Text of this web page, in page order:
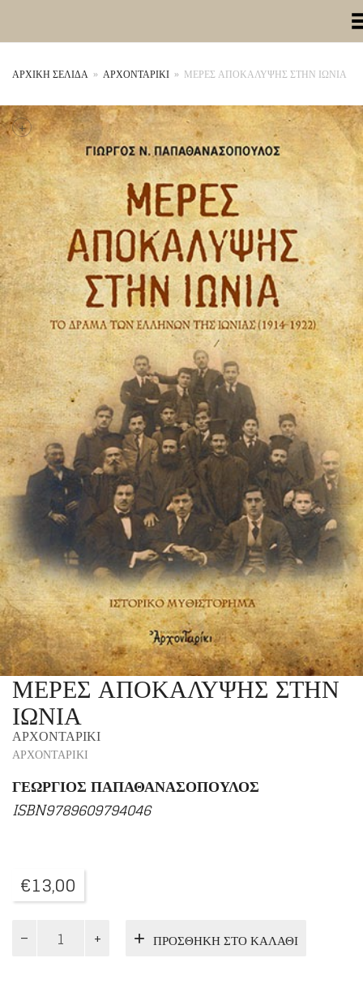
Toggle
ΑΡΧΙΚΉ ΣΕΛΊΔΑ » ΑΡΧΟΝΤΑΡΙΚΙ » ΜΕΡΕΣ ΑΠΟΚΑΛΥΨΗΣ ΣΤΗΝ ΙΩΝΙΑ
+
ΜΕΡΕΣ ΑΠΟΚΑΛΥΨΗΣ ΣΤΗΝ
ΙΩΝΙΑ
ΑΡΧΟΝΤΑΡΙΚΙ
ΑΡΧΟΝΤΑΡΙΚΙ
ΓΕΩΡΓΙΟΣ ΠΑΠΑΘΑΝΑΣΟΠΟΥΛΟΣ
ISBN9789609794046
€13,00
ΑΠΟΚΑΛΥΨΗΣ
ΠΡΟΣΘΉΚΗ ΣΤΟ ΚΑΛΆΘΙ